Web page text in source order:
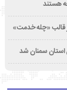
هستند
قالب «چله خدمت»
استان سمنان شد